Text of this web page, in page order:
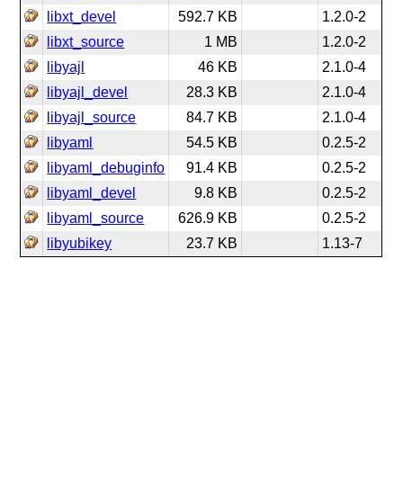
libxt_devel
592.7 KB
1.2.0-2
libxt_source
1 MB
1.2.0-2
libyajl
46 KB
2.1.0-4
libyajl_devel
28.3 KB
2.1.0-4
libyajl_source
84.7 KB
2.1.0-4
libyaml
54.5 KB
0.2.5-2
libyaml_debuginfo
91.4 KB
0.2.5-2
libyaml_devel
9.8 KB
0.2.5-2
libyaml_source
626.9 KB
0.2.5-2
libyubikey
23.7 KB 1.13-7